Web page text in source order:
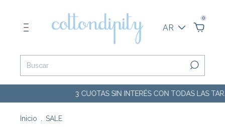
AR
0
3 CUOTAS SIN INTERÉS CON TODAS LAS TARJETAS
Inicio SALE